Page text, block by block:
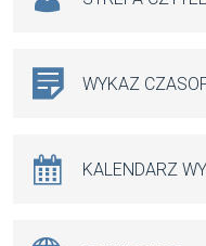
WYKAZ
KALENDARZ